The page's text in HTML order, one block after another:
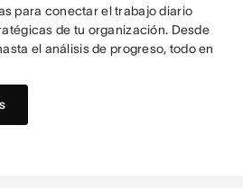
para conectar el trabajo diario
de tu organización. Desde
el análisis de progreso, todo en